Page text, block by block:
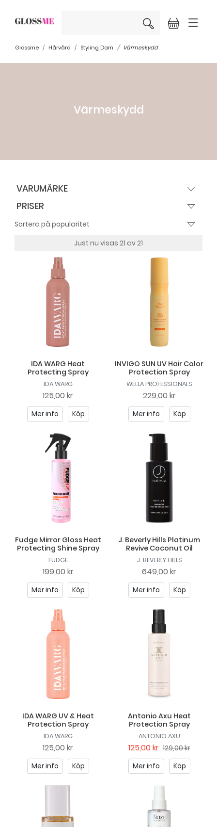
×
Glossme Hårvård Styling Dam Värmeskydd
Värmeskydd
VARUMÄRKE
PRISER
Just nu visas 21 av 21
IDA WARG Heat
Protecting Spray
IDA WARG
125,00 kr
Mer info Köp
INVIGO SUN UV Hair Color
Protection Spray
WELLA PROFESSIONALS
229,00 kr
Mer info Köp
Fudge Mirror Gloss Heat
Protecting Shine Spray
FUDGE
199,00 kr
Mer info Köp
J. Beverly Hills Platinum
Revive Coconut Oil
J. BEVERLY HILLS
649,00 kr
Mer info Köp
IDA WARG UV & Heat
Protection Spray
IDA WARG
125,00 kr
Mer info Köp
Antonio Axu Heat
Protection Spray
ANTONIO AXU
125,00 kr 129,00 kr
Mer info
Köp